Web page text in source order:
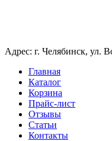
Адрес: г. Челябинск, ул.
Главная
Каталог
Корзина
Прайс-лист
Отзывы
Статьи
Контакты